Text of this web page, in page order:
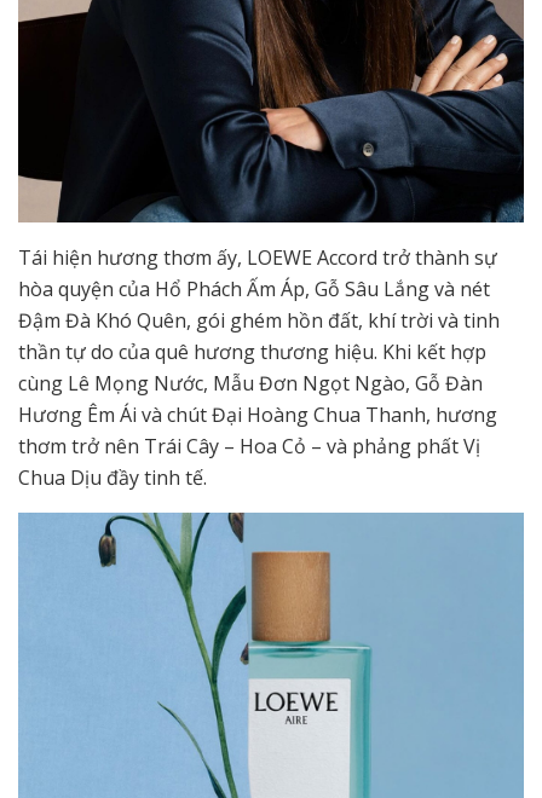
Tái hiện hương thơm ấy, LOEWE Accord trở thành sự
hòa quyện của Hổ Phách Ấm Áp, Gỗ Sâu Lắng và nét
Đậm Đà Khó Quên, gói ghém hồn đất, khí trời và tinh
thần tự do của quê hương thương hiệu. Khi kết hợp
cùng Lê Mọng Nước, Mẫu Đơn Ngọt Ngào, Gỗ Đàn
Hương Êm Ái và chút Đại Hoàng Chua Thanh, hương
thơm trở nên Trái Cây – Hoa Cỏ – và phảng phất Vị
Chua Dịu đầy tinh tế.